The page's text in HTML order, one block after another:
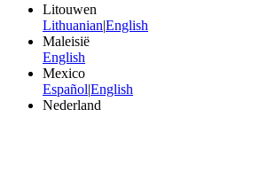
Litouwen
Lithuanian|English
Maleisië
English
Mexico
Español|English
Nederland